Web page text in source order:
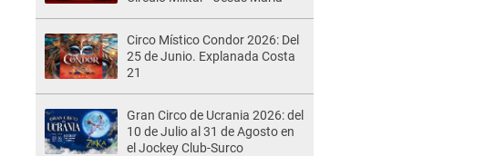
Circo Místico Condor 2026: Del
25 de Junio. Explanada Costa
21
Gran Circo de Ucrania 2026: del
10 de Julio al 31 de Agosto en
el Jockey Club-Surco